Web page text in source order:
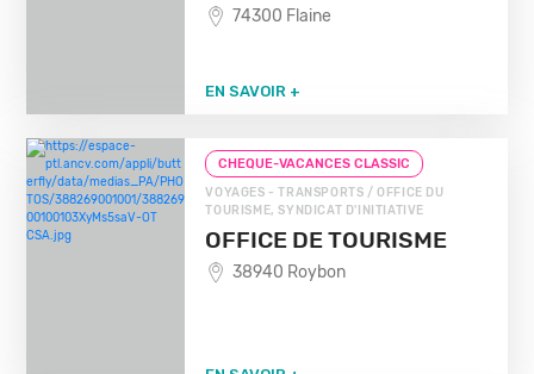
74300 Flaine
EN SAVOIR +
CHEQUE-VACANCES CLASSIC
VOYAGES - TRANSPORTS / OFFICE DU
TOURISME, SYNDICAT D'INITIATIVE
OFFICE DE TOURISME
38940 Roybon